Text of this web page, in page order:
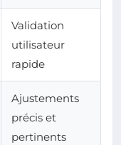
Validation
utilisateur
rapide
Ajustements
précis et
pertinents